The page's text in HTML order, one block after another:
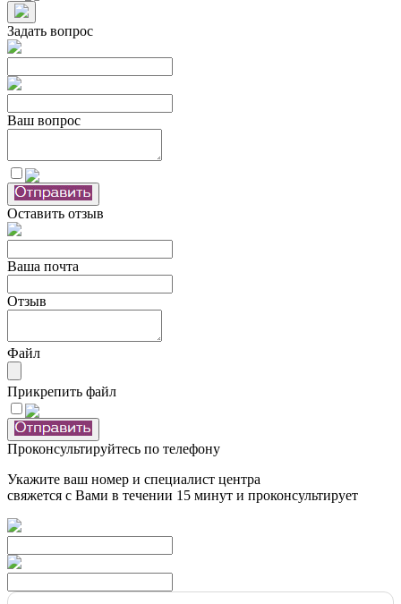
Задать вопрос
Ваш вопрос
Оставить отзыв
Ваша почта
Отзыв
Файл
Прикрепить файл
Проконсультируйтесь по телефону
Укажите ваш номер и специалист центра
свяжется с Вами в течении 15 минут и проконсультирует